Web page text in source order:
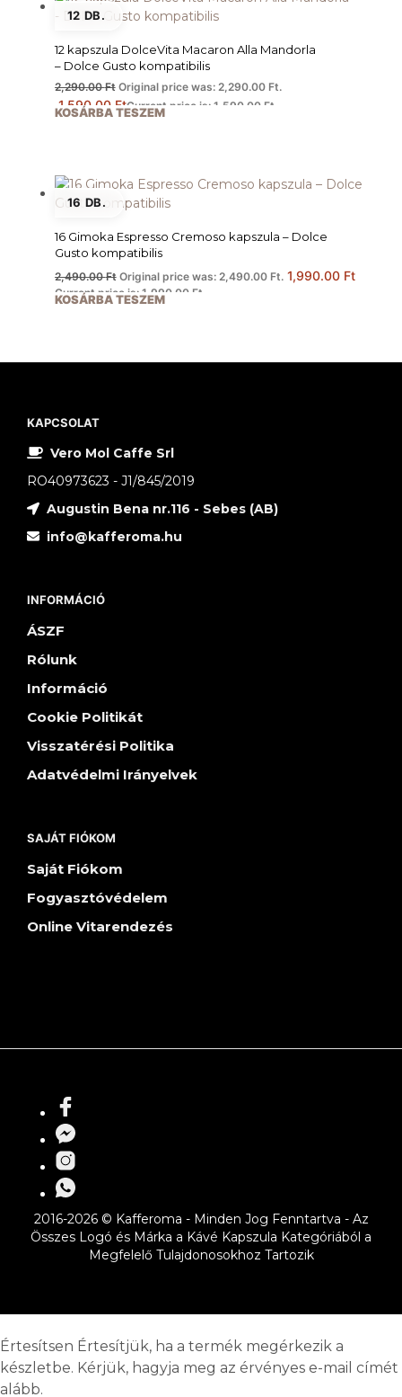
12 DB.
12 kapszula DolceVita Macaron Alla Mandorla
– Dolce Gusto kompatibilis
2,290.00Ft Original price was: 2,290.00 Ft.
1,590.00 FtCurrent price is: 1,590.00 Ft.
KOSÁRBA TESZEM
16 DB.
16 Gimoka Espresso Cremoso kapszula – Dolce
Gusto kompatibilis
2,490.00Ft Original price was: 2,490.00 Ft. 1,990.00 Ft
Current price is: 1,990.00 Ft.
KOSÁRBA TESZEM
KAPCSOLAT
Vero Mol Caffe Srl
RO40973623 - J1/845/2019
Augustin Bena nr.116 - Sebes (AB)
info@kafferoma.hu
INFORMÁCIÓ
ÁSZF
Rólunk
Információ
Cookie Politikát
Visszatérési Politika
Adatvédelmi Irányelvek
SAJÁT FIÓKOM
Saját Fiókom
Fogyasztóvédelem
Online Vitarendezés
2016-2026 © Kafferoma - Minden Jog Fenntartva - Az
Összes Logó és Márka a Kávé Kapszula Kategóriából a
Megfelelő Tulajdonosokhoz Tartozik
Értesítsen Értesítjük, ha a termék megérkezik a
készletbe. Kérjük, hagyja meg az érvényes e-mail címét
alább.